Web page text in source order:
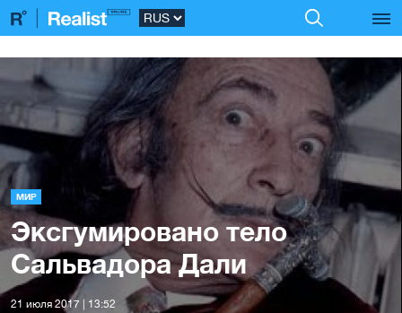
МИР
Эксгумировано тело
Сальвадора Дали
21 июля 2017 | 13:52